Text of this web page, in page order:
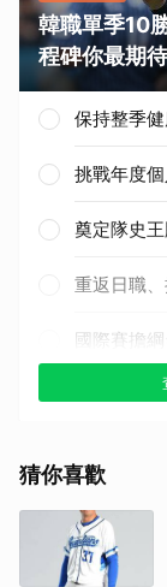
韓職單季10
程碑你最期
保持整季
挑戰年度
奠定隊史
重返日職
國際賽擔
其他（歡
猜你喜歡